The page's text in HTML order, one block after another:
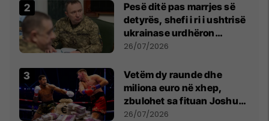
Pesë ditë pas marrjes së
detyrës, shefi i ri i ushtrisë
ukrainase urdhëron
kontroll të madh
26/07/2026
Vetëm dy raunde dhe
miliona euro në xhep,
zbulohet sa fituan Joshua
e Prenga
26/07/2026